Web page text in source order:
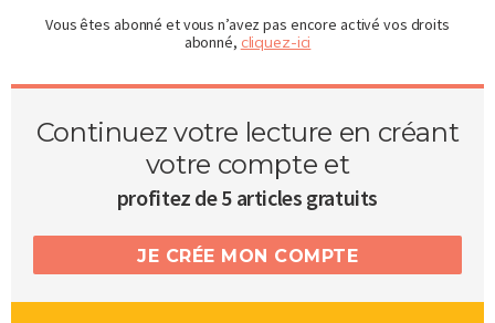
Vous êtes abonné et vous n’avez pas encore activé vos droits
abonné, cliquez-ici
Continuez votre lecture en créant
votre compte et
profitez de 5 articles gratuits
JE CRÉE MON COMPTE